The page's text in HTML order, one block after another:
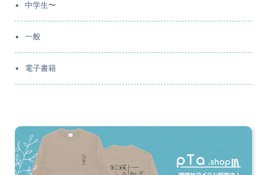
中学生〜
一般
電子書籍